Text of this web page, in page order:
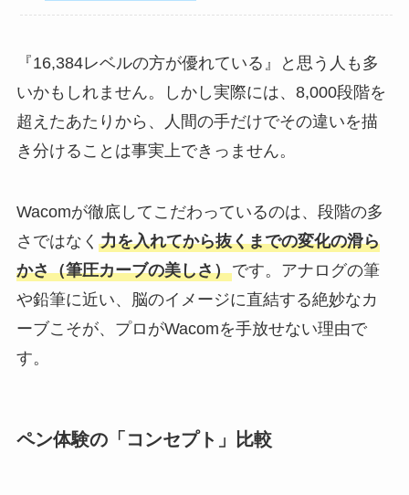
『16,384レベルの方が優れている』と思う人も多
いかもしれません。しかし実際には、8,000段階を
超えたあたりから、人間の手だけでその違いを描
き分けることは事実上できっません。
Wacomが徹底してこだわっているのは、段階の多
さではなく 力を入れてから抜くまでの変化の滑ら
かさ（筆圧カーブの美しさ）です。アナログの筆
や鉛筆に近い、脳のイメージに直結する絶妙なカ
ーブこそが、プロがWacomを手放せない理由で
す。
ペン体験の「コンセプト」比較